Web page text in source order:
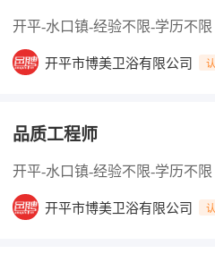
开平-水口镇-经验不限-学历不限
开平市博美卫浴有限公司
品质工程师
开平-水口镇-经验不限-学历不限
开平市博美卫浴有限公司